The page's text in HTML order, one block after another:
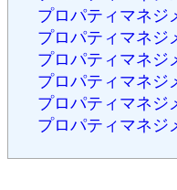
プロパティマネジ
プロパティマネジ
プロパティマネジ
プロパティマネジ
プロパティマネジ
プロパティマネジ